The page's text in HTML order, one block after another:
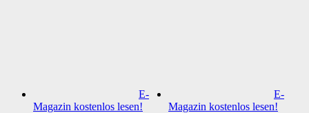
E-
Magazin kostenlos lesen!
E-
Magazin kostenlos lesen!